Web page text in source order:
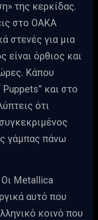
της κερκίδας.
στο ΟΑΚΑ
στενές για μια
είναι όρθιος και
Κάπου
και στο
ότι
γάμπας πάνω
Οι Metallica
αυτό που
κοινό που